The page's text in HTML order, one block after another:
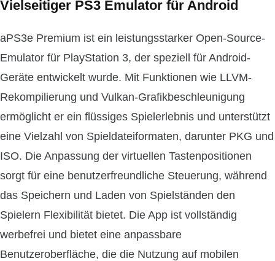
Vielseitiger PS3 Emulator für Android
aPS3e Premium ist ein leistungsstarker Open-Source-
Emulator für PlayStation 3, der speziell für Android-
Geräte entwickelt wurde. Mit Funktionen wie LLVM-
Rekompilierung und Vulkan-Grafikbeschleunigung
ermöglicht er ein flüssiges Spielerlebnis und unterstützt
eine Vielzahl von Spieldateiformaten, darunter PKG und
ISO. Die Anpassung der virtuellen Tastenpositionen
sorgt für eine benutzerfreundliche Steuerung, während
das Speichern und Laden von Spielständen den
Spielern Flexibilität bietet. Die App ist vollständig
werbefrei und bietet eine anpassbare
Benutzeroberfläche, die die Nutzung auf mobilen